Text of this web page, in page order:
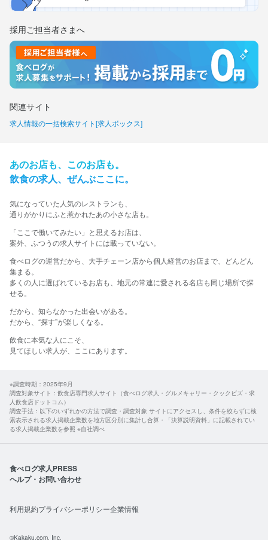
採用ご担当者さまへ
関連サイト
求人情報の一括検索サイト[求人ボックス]
あの​お店も、​この​お店も。​
飲食の​求人、​ぜんぶ​ここに。​
気に​なっていた​人気の​レストランも、
​通りが​かりに​ふと​惹かれた​あの​小さな​店も。​
​「ここで​働いてみたい」と​思える​お店は、​
案外、​ふつうの​求人サイトには​載っていない。​
食べログの運営だから、大手チェーン店から個人経営のお店まで、どんどん
集まる。
多くの人に選ばれているお店も、地元の常連に愛される名店も同じ場所で探
せる。​
だから、​知らなかった​出会いが​ある。
​だから、​“探す”が​楽しくなる。​
飲食に​本気な​人に​こそ、​
見て​ほしい​求人が、​ここに​あります。​
※調査時期：2025年9月
調査対象サイト：飲食店専門求人サイト（食べログ求人・グルメキャリー・クックビズ・求
人飲食店ドットコム）
調査手法：以下のいずれかの方法で調査・調査対象 サイトにアクセスし、条件を絞らずに検
索表示される求人掲載企業数を地方区分別に集計し合算・「決算説明資料」に記載されてい
る求人掲載企業数を参照 ※自社調べ
食べログ求人PRESS
ヘルプ・お問い合わせ
利用規約プライバシーポリシー企業情報
©Kakaku.com, Inc.